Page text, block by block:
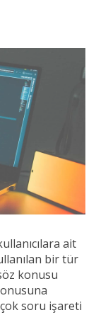
ait
bir tür
konusu
soru işareti